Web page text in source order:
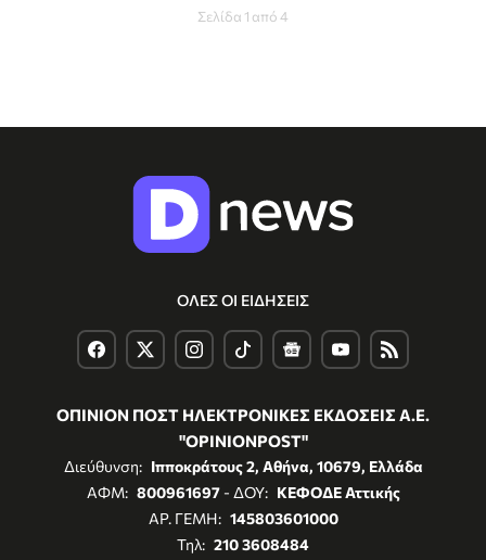
Σελίδα 1 από 4
ΟΛΕΣ ΟΙ ΕΙΔΗΣΕΙΣ
ΟΠΙΝΙΟΝ ΠΟΣΤ ΗΛΕΚΤΡΟΝΙΚΕΣ ΕΚΔΟΣΕΙΣ Α.Ε.
"OPINIONPOST"
Διεύθυνση: Ιπποκράτους 2, Αθήνα, 10679, Ελλάδα
ΑΦΜ: 800961697- ΔΟΥ: ΚΕΦΟΔΕ Αττικής
ΑΡ. ΓΕΜΗ: 145803601000
Τηλ: 210 3608484